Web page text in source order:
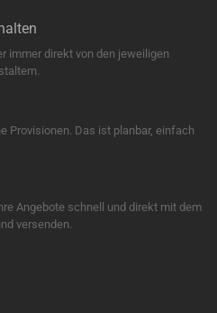
immer direkt von den jeweiligen
Provisionen. Das ist planbar, einfach
Angebote schnell und direkt mit dem
versenden.